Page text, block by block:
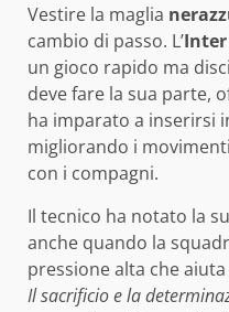
Vestire la maglia
cambio di passo. L’Inter
un gioco rapido ma
deve fare la sua parte,
ha imparato a inserirsi
migliorando i
con i compagni.
Il tecnico ha notato la
anche quando la
pressione alta che
Il sacrificio e la